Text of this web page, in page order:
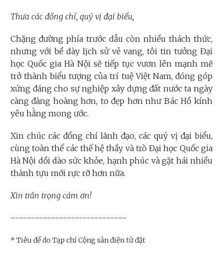
Thưa các đồng chí, quý vị đại biểu,
Chặng đường phía trước dẫu còn nhiều thách thức,
nhưng với bề dày lịch sử vẻ vang, tôi tin tưởng Đại
học Quốc gia Hà Nội sẽ tiếp tục vươn lên mạnh mẽ
trở thành biểu tượng của trí tuệ Việt Nam, đóng góp
xứng đáng cho sự nghiệp xây dựng đất nước ta ngày
càng đàng hoàng hơn, to đẹp hơn như Bác Hồ kính
yêu hằng mong ước.
Xin chúc các đồng chí lãnh đạo, các quý vị đại biểu,
cùng toàn thể các thế hệ thầy và trò Đại học Quốc gia
Hà Nội dồi dào sức khỏe, hạnh phúc và gặt hái nhiều
thành tựu mới rực rỡ hơn nữa.
Xin trân trọng cảm ơn!
-----------------------------
* Tiêu đề do Tạp chí Cộng sản điện tử đặt